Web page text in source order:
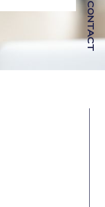
CONTACT